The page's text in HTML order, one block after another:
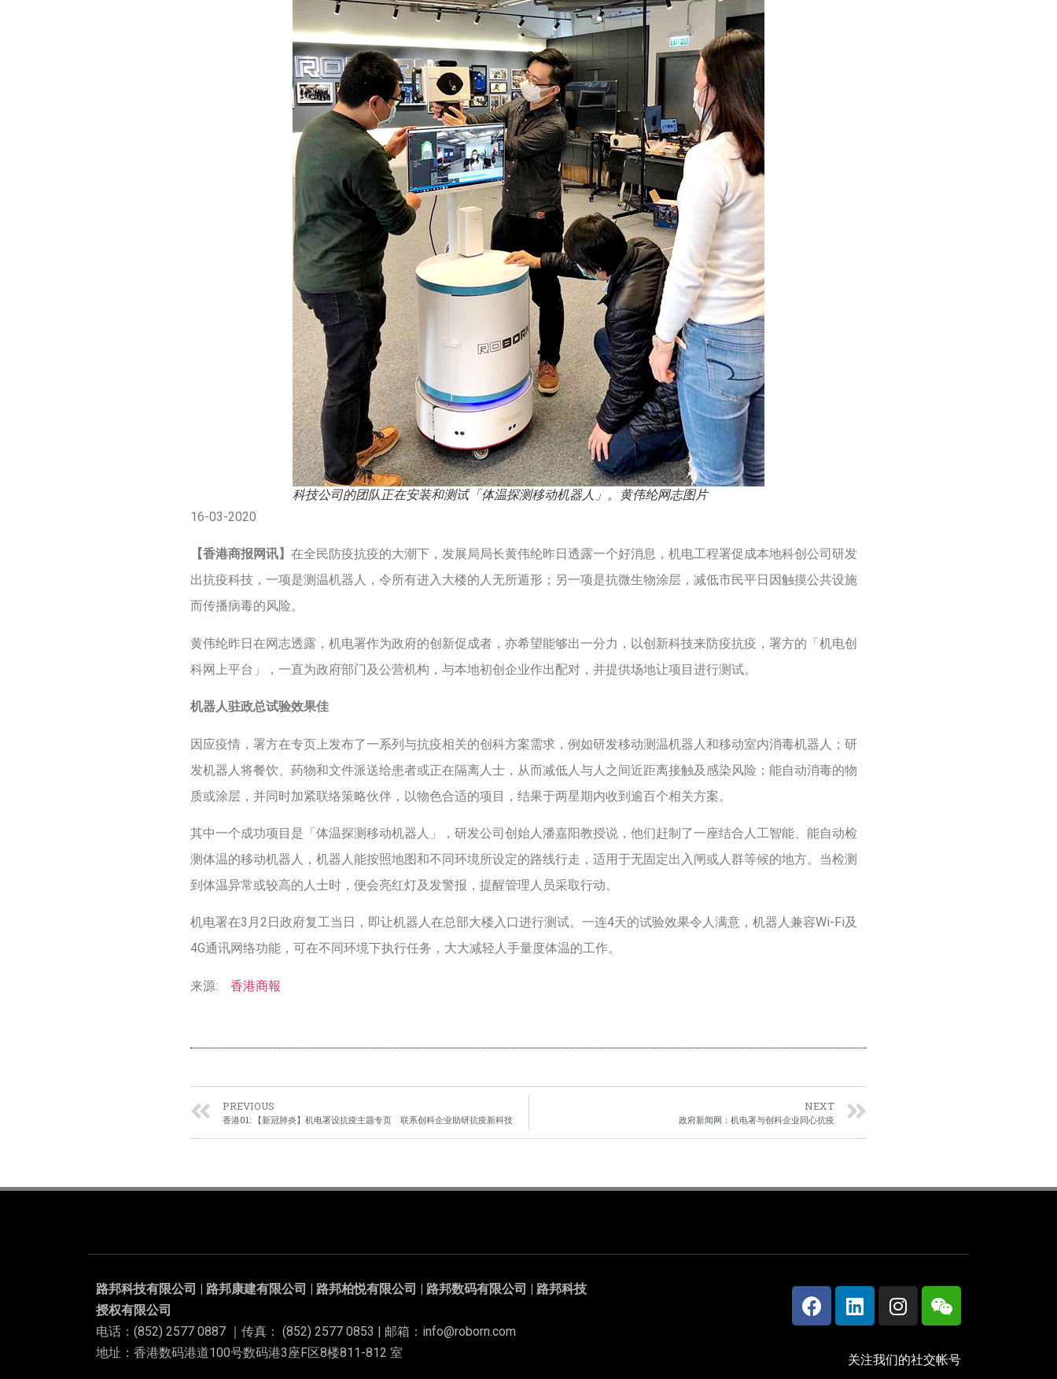
科技公司的团队正在安装和测试「体温探测移动机器人」。黄伟纶网志图片
16-03-2020
【香港商报网讯】 在全民防疫抗疫的大潮下，发展局局长黄伟纶昨日透露一个好消息，机电工程署促成本地科创公司研发
出抗疫科技，一项是测温机器人，令所有进入大楼的人无所遁形；另一项是抗微生物涂层，减低市民平日因触摸公共设施
而传播病毒的风险。
黄伟纶昨日在网志透露，机电署作为政府的创新促成者，亦希望能够出一分力，以创新科技来防疫抗疫，署方的「机电创
科网上平台」，一直为政府部门及公营机构，与本地初创企业作出配对，并提供场地让项目进行测试。
机器人驻政总试验效果佳
因应疫情，署方在专页上发布了一系列与抗疫相关的创科方案需求，例如研发移动测温机器人和移动室内消毒机器人；研
发机器人将餐饮、药物和文件派送给患者或正在隔离人士，从而减低人与人之间近距离接触及感染风险；能自动消毒的物
质或涂层，并同时加紧联络策略伙伴，以物色合适的项目，结果于两星期内收到逾百个相关方案。
其中一个成功项目是「体温探测移动机器人」，研发公司创始人潘嘉阳教授说，他们赶制了一座结合人工智能、能自动检
测体温的移动机器人，机器人能按照地图和不同环境所设定的路线行走，适用于无固定出入闸或人群等候的地方。当检测
到体温异常或较高的人士时，便会亮红灯及发警报，提醒管理人员采取行动。
机电署在3月2日政府复工当日，即让机器人在总部大楼入口进行测试。一连4天的试验效果令人满意，机器人兼容Wi-Fi及
4G通讯网络功能，可在不同环境下执行任务，大大减轻人手量度体温的工作。
来源: 香港商報
PREVIOUS
香港01: 【新冠肺炎】机电署设抗疫主题专页 联系创科企业助研抗疫新科技
NEXT
政府新闻网：机电署与创科企业同心抗疫
路邦科技有限公司 | 路邦康建有限公司 | 路邦柏悦有限公司 | 路邦数码有限公司 | 路邦科技
授权有限公司
电话：(852) 2577 0887 ｜传真： (852) 2577 0853 | 邮箱：info@roborn.com
地址：香港数码港道100号数码港3座F区8楼811-812 室
关注我们的社交帐号